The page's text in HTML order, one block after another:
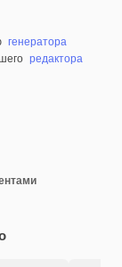
генератора
редактора